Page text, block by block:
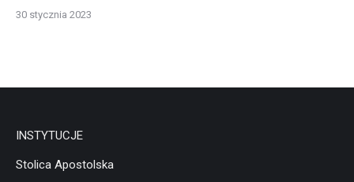
30 stycznia 2023
INSTYTUCJE
Stolica Apostolska